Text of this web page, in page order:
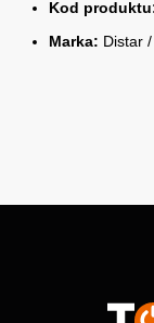
Kod
Marka: Distar